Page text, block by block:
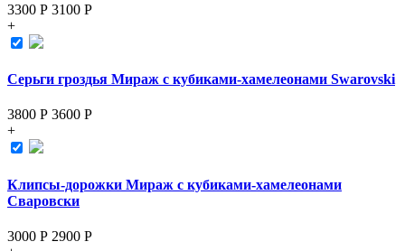
3300 Р 3100 Р
+
Серьги гроздья Мираж с кубиками-хамелеонами Swarovski
3800 Р 3600 Р
+
Клипсы-дорожки Мираж с кубиками-хамелеонами
Сваровски
3000 Р 2900 Р